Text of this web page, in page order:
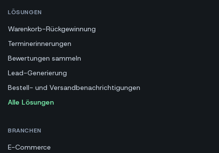
LÖSUNGEN
Warenkorb-Rückgewinnung
Terminerinnerungen
Bewertungen sammeln
Lead-Generierung
Bestell- und Versandbenachrichtigungen
Alle Lösungen
BRANCHEN
E-Commerce